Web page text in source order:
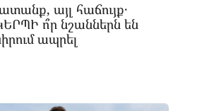
այլ հաճույք․
ո՞ր նշաններն են
ապրել